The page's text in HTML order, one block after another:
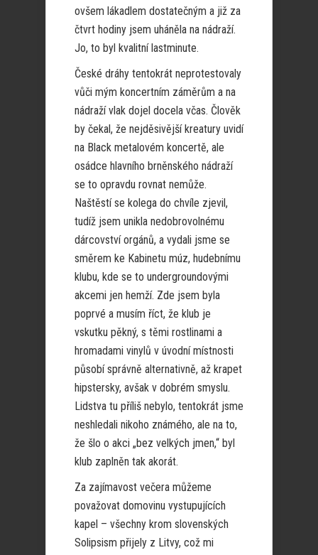
ovšem lákadlem dostatečným a již za
čtvrt hodiny jsem uháněla na nádraží.
Jo, to byl kvalitní lastminute.
České dráhy tentokrát neprotestovaly
vůči mým koncertním záměrům a na
nádraží vlak dojel docela včas. Člověk
by čekal, že nejděsivější kreatury uvidí
na Black metalovém koncertě, ale
osádce hlavního brněnského nádraží
se to opravdu rovnat nemůže.
Naštěstí se kolega do chvíle zjevil,
tudíž jsem unikla nedobrovolnému
dárcovství orgánů, a vydali jsme se
směrem ke Kabinetu múz, hudebnímu
klubu, kde se to undergroundovými
akcemi jen hemží. Zde jsem byla
poprvé a musím říct, že klub je
vskutku pěkný, s těmi rostlinami a
hromadami vinylů v úvodní místnosti
působí správně alternativně, až krapet
hipstersky, avšak v dobrém smyslu.
Lidstva tu příliš nebylo, tentokrát jsme
neshledali nikoho známého, ale na to,
že šlo o akci „bez velkých jmen,“ byl
klub zaplněn tak akorát.
Za zajímavost večera můžeme
považovat domovinu vystupujících
kapel – všechny krom slovenských
Solipsism přijely z Litvy, což mi